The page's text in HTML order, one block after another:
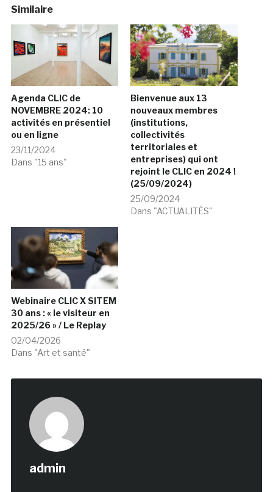
Similaire
Agenda CLIC de
NOVEMBRE 2024: 10
activités en présentiel
ou en ligne
23/11/2024
Dans "15 ans"
Bienvenue aux 13
nouveaux membres
(institutions,
collectivités
territoriales et
entreprises) qui ont
rejoint le CLIC en 2024 !
(25/09/2024)
25/09/2024
Dans "ACTUALITÉS"
Webinaire CLIC X SITEM
30 ans : « le visiteur en
2025/26 » / Le Replay
02/04/2026
Dans "Art et santé"
admin